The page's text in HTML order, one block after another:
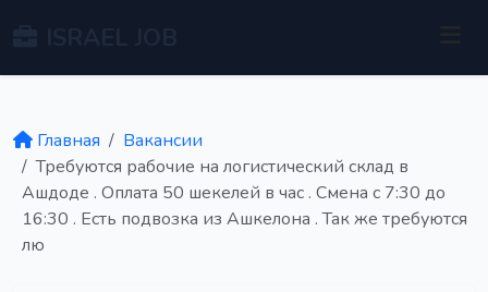
Главная
Вакансии
Требуются рабочие на логистический склад в
Ашдоде . Оплата 50 шекелей в час . Смена с 7:30 до
16:30 . Есть подвозка из Ашкелона . Так же требуются
лю